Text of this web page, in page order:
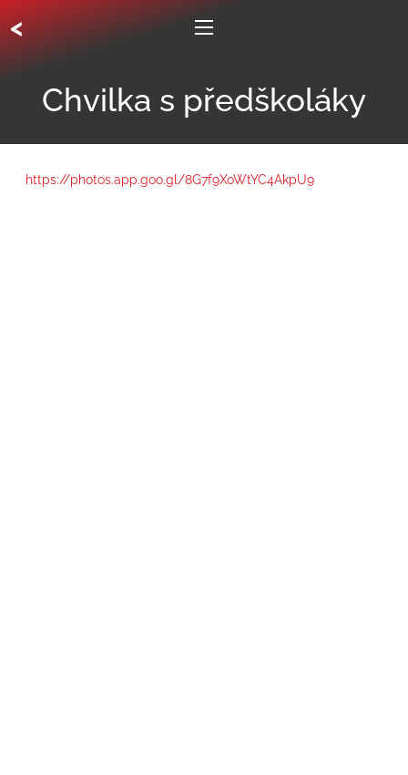
<
Chvilka s předškoláky
https://photos.app.goo.gl/8G7f9XoWtYC4AkpU9